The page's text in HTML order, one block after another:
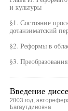
и культуры
§1. Состояние
дотанзиматский
§2. Реформы в
§3.
Введение
2003 год,
Багаутдиновна